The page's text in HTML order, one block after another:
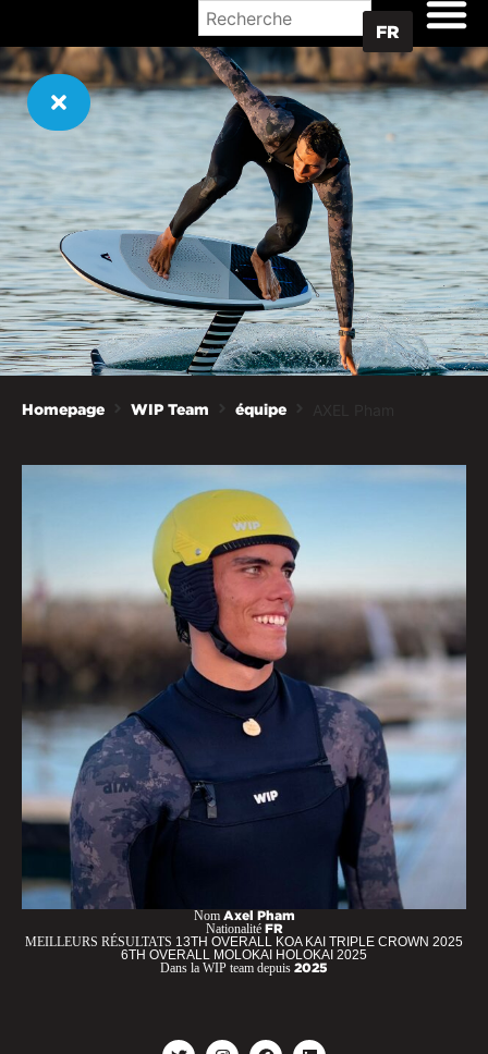
FR
Homepage WIP Team équipe
Nom Axel Pham
Nationalité FR
MEILLEURS RÉSULTATS 13TH OVERALL KOA KAI TRIPLE CROWN 2025
6TH OVERALL MOLOKAI HOLOKAI 2025
Dans la WIP team depuis 2025